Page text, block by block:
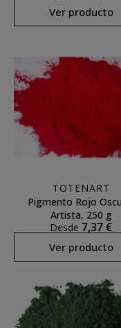
Ver producto
TOTENART
Pigmento Rojo
Artista, 250 g
Desde 7,37 €
Ver producto